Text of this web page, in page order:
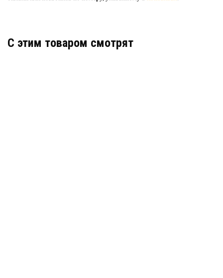
C этим товаром смотрят